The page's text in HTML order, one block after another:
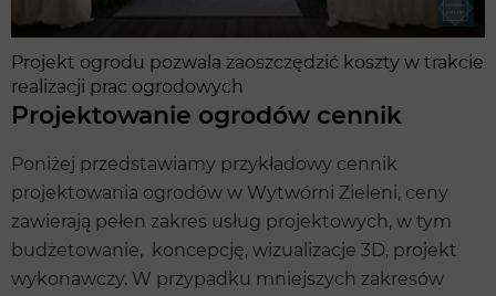
Projekt ogrodu pozwala zaoszczędzić koszty w trakcie
realizacji prac ogrodowych
Projektowanie ogrodów cennik
Poniżej przedstawiamy przykładowy cennik
projektowania ogrodów w Wytwórni Zieleni, ceny
zawierają pełen zakres usług projektowych, w tym
budżetowanie, koncepcję, wizualizacje 3D, projekt
wykonawczy. W przypadku mniejszych zakresów